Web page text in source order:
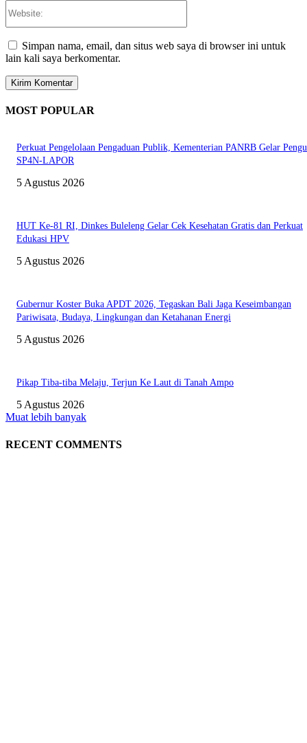
Simpan nama, email, dan situs web saya di browser ini untuk
lain kali saya berkomentar.
MOST POPULAR
Perkuat Pengelolaan Pengaduan Publik, Kementerian PANRB Gelar
SP4N-LAPOR
5 Agustus 2026
HUT Ke-81 RI, Dinkes Buleleng Gelar Cek Kesehatan Gratis dan Perkuat
Edukasi HPV
5 Agustus 2026
Gubernur Koster Buka APDT 2026, Tegaskan Bali Jaga Keseimbangan
Pariwisata, Budaya, Lingkungan dan Ketahanan Energi
5 Agustus 2026
Pikap Tiba-tiba Melaju, Terjun Ke Laut di Tanah Ampo
5 Agustus 2026
Muat lebih banyak
RECENT COMMENTS